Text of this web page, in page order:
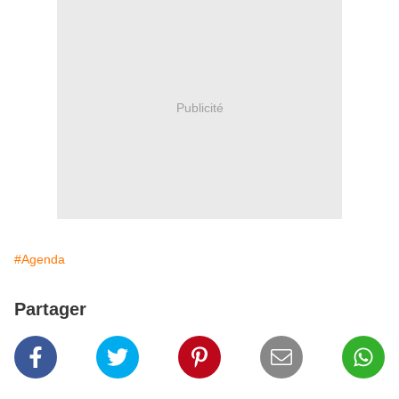
Publicité
#Agenda
Partager